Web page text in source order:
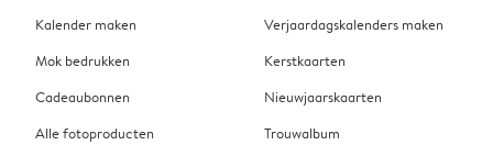
Kalender maken
Mok bedrukken
Cadeaubonnen
Alle fotoproducten
Verjaardagskalenders maken
Kerstkaarten
Nieuwjaarskaarten
Trouwalbum